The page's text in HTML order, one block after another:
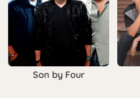
Son by Four